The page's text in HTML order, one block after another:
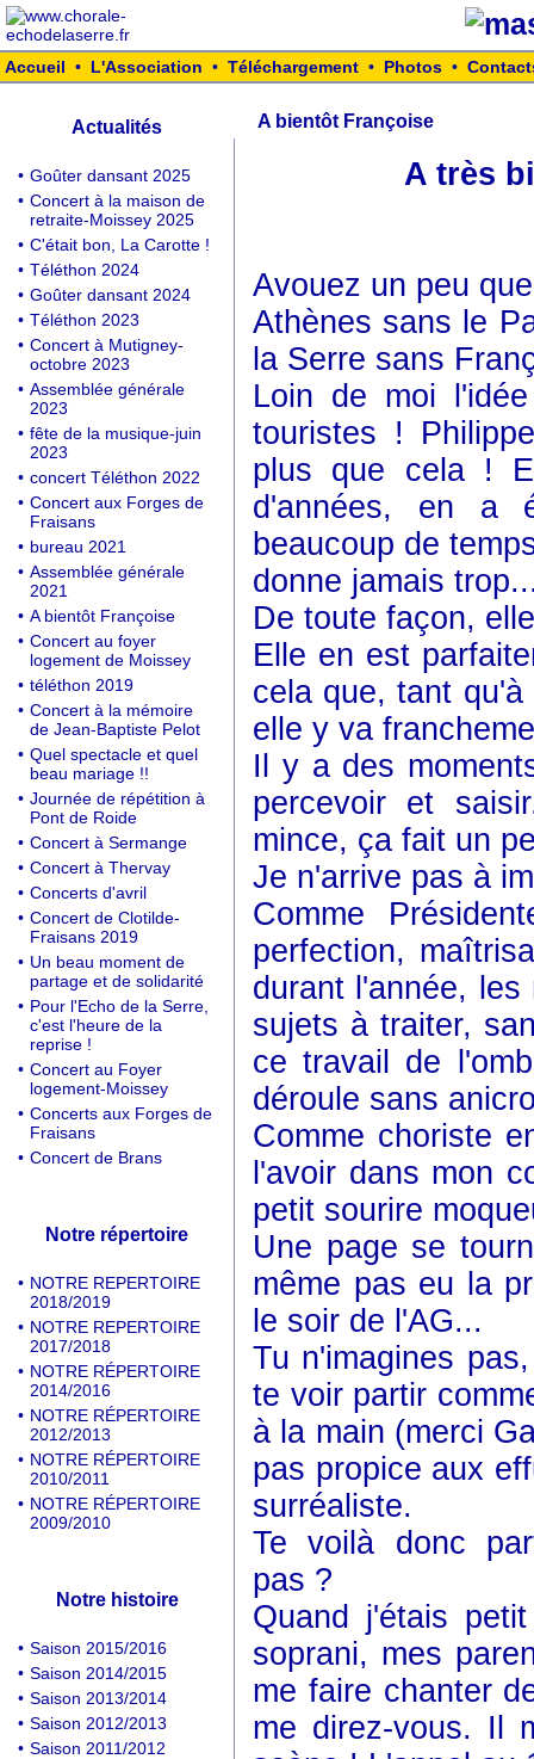
Accueil • L'Association • Téléchargement • Photos •
Actualités
• Goûter dansant 2025
• Concert à la maison de
retraite-Moissey 2025
• C'était bon, La Carotte !
• Téléthon 2024
• Goûter dansant 2024
• Téléthon 2023
• Concert à Mutigney-
octobre 2023
• Assemblée générale
2023
• fête de la musique-juin
2023
• concert Téléthon 2022
• Concert aux Forges de
Fraisans
• bureau 2021
• Assemblée générale
2021
• A bientôt Françoise
• Concert au foyer
logement de Moissey
• téléthon 2019
• Concert à la mémoire
de Jean-Baptiste Pelot
• Quel spectacle et quel
beau mariage !!
• Journée de répétition à
Pont de Roide
• Concert à Sermange
• Concert à Thervay
• Concerts d'avril
• Concert de Clotilde-
Fraisans 2019
• Un beau moment de
partage et de solidarité
• Pour l'Echo de la Serre,
c'est l'heure de la
reprise !
• Concert au Foyer
logement-Moissey
• Concerts aux Forges de
Fraisans
• Concert de Brans
Notre répertoire
• NOTRE REPERTOIRE
2018/2019
• NOTRE REPERTOIRE
2017/2018
• NOTRE RÉPERTOIRE
2014/2016
• NOTRE RÉPERTOIRE
2012/2013
• NOTRE RÉPERTOIRE
2010/2011
• NOTRE RÉPERTOIRE
2009/2010
Notre histoire
• Saison 2015/2016
• Saison 2014/2015
• Saison 2013/2014
• Saison 2012/2013
• Saison 2011/2012
A bientôt Françoise
A très
Avouez un peu
Athènes sans le
la Serre sans
Loin de moi
touristes !
plus que cela !
d'années, en a
beaucoup de
donne jamais
De toute façon,
Elle en est
cela que, tant
elle y va
Il y a des
percevoir et
mince, ça fait un
Je n'arrive pas à
Comme
perfection,
durant l'année,
sujets à traiter,
ce travail de
déroule sans
Comme choriste
l'avoir dans mon
petit sourire
Une page se
même pas eu la
le soir de l'AG...
Tu n'imagines
te voir partir
à la main (merci
pas propice aux
surréaliste.
Te voilà donc
pas ?
Quand j'étais
soprani, mes
me faire chanter
me direz-vous. Il